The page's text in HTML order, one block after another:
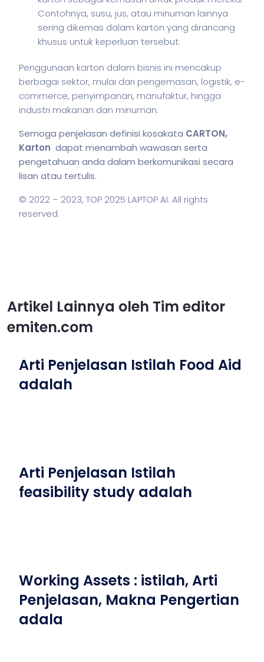
Contohnya, susu, jus, atau minuman lainnya
sering dikemas dalam karton yang dirancang
khusus untuk keperluan tersebut.
Penggunaan karton dalam bisnis ini mencakup
berbagai sektor, mulai dari pengemasan, logistik, e-
commerce, penyimpanan, manufaktur, hingga
industri makanan dan minuman.
Semoga penjelasan definisi kosakata CARTON,
Karton dapat menambah wawasan serta
pengetahuan anda dalam berkomunikasi secara
lisan atau tertulis.
© 2022 – 2023, TOP 2025 LAPTOP AI. All rights
reserved.
Artikel Lainnya oleh Tim editor
emiten.com
Arti Penjelasan Istilah Food Aid
adalah
Arti Penjelasan Istilah
feasibility study adalah
Working Assets : istilah, Arti
Penjelasan, Makna Pengertian
adala